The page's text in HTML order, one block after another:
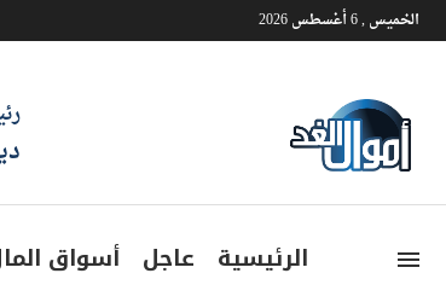
الخميس , 6 أغسطس 2026
الرئيسية عاجل أسواق